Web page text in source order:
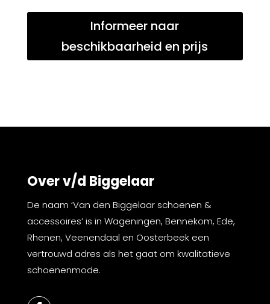
Informeer naar
beschikbaarheid en prijs
Over v/d Biggelaar
De naam ‘Van den Biggelaar schoenen &
accessoires’ is in Wageningen, Bennekom, Ede,
Rhenen, Veenendaal en Oosterbeek een
vertrouwd adres als het gaat om kwalitatieve
schoenenmode.